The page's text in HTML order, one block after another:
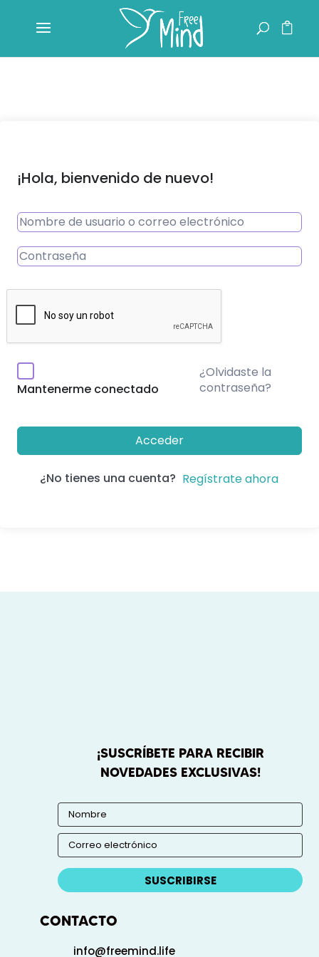
¡Hola, bienvenido de nuevo!
Mantenerme conectado
¿Olvidaste la
contraseña?
Acceder
¿No tienes una cuenta? Regístrate ahora
¡SUSCRÍBETE PARA RECIBIR
NOVEDADES EXCLUSIVAS!
SUSCRIBIRSE
CONTACTO
info@freemind.life